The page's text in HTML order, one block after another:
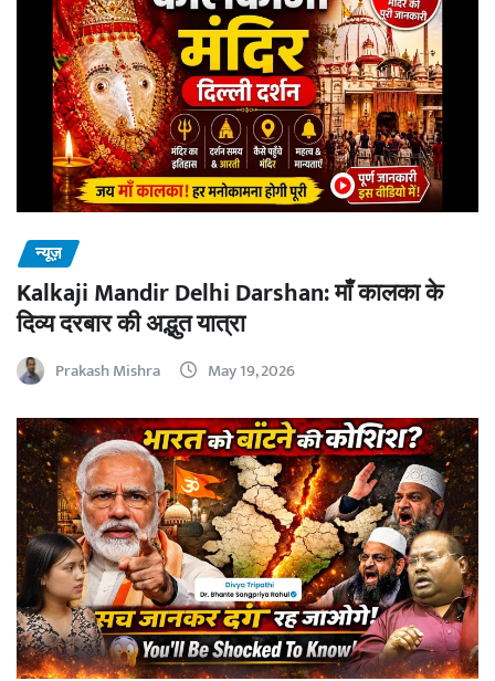
न्यूज़
Kalkaji Mandir Delhi Darshan: माँ कालका के
दिव्य दरबार की अद्भुत यात्रा
Prakash Mishra May 19, 2026